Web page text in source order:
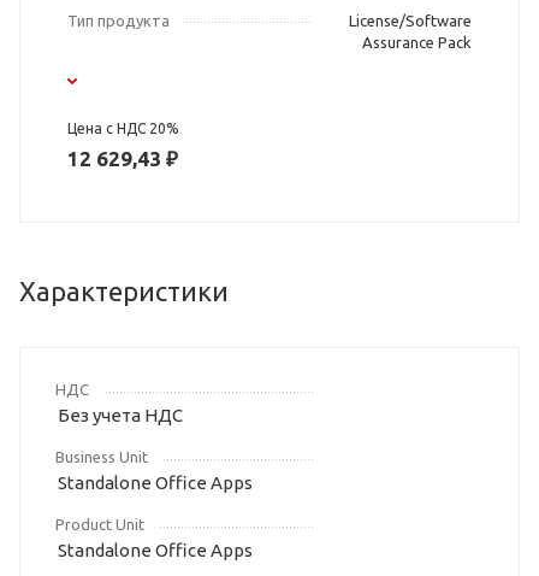
Тип продукта
License/Software
Assurance Pack
Цена с НДС 20%
12 629,43 ₽
Характеристики
НДС
Без учета НДС
Business Unit
Standalone Office Apps
Product Unit
Standalone Office Apps